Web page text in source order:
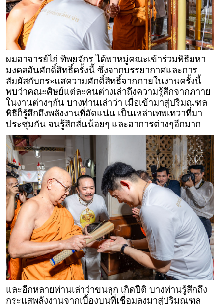
ผมอาจารย์ไก่ ทิพยจักร ได้พาหมู่คณะเข้าร่วมพิธีมหา
มงคลอันศักดิ์สิทธิ์ครั้งนี้ ซึ่งจากบรรยากาศและการ
สัมผัสกับกระแสความศักดิ์สิทธิ์จากภายในงานครั้งนี้
พบว่าคณะศิษย์แต่ละคนต่างเล่าถึงความรู้สึกจากภาาย
ในงานต่างๆกัน บางท่านเล่าว่า เมื่อเข้ามาสู่ปริมณฑล
พิธีก็รู้สึกถึงพลังงานที่อัดแน่น เป็นเหล่าเทพเทวาที่มา
ประชุมกัน จนรู้สึกสั่นน้อยๆ และอาการต่างๆอีกมาก
และอีกหลายท่านเล่าว่าขนลุก เกิดปีติ บางท่านรู้สึกถึง
กระแสพลังงานจากเบื้องบนที่เชื่อมลงมาสู่ปริมณฑล